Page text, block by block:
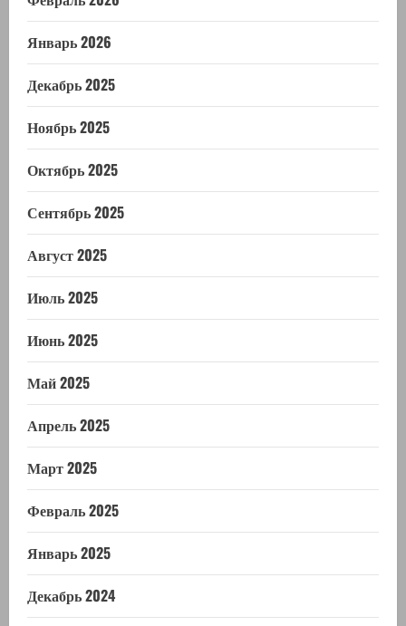
Январь 2026
Декабрь 2025
Ноябрь 2025
Октябрь 2025
Сентябрь 2025
Август 2025
Июль 2025
Июнь 2025
Май 2025
Апрель 2025
Март 2025
Февраль 2025
Январь 2025
Декабрь 2024